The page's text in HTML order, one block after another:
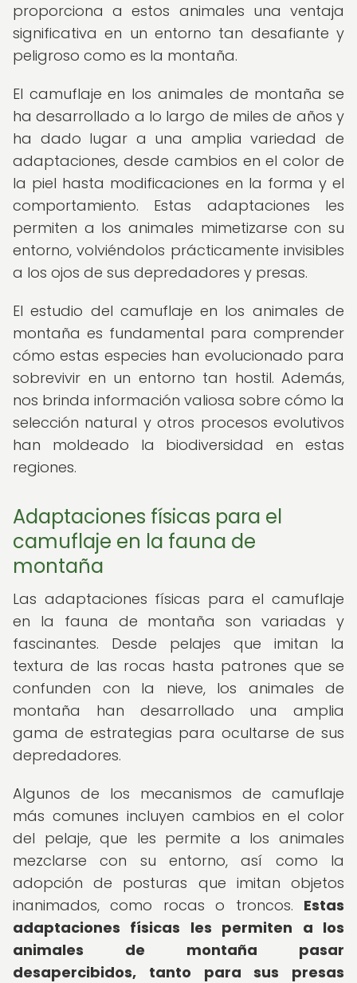
proporciona a estos animales una ventaja
significativa en un entorno tan desafiante y
peligroso como es la montaña.
El camuflaje en los animales de montaña se
ha desarrollado a lo largo de miles de años y
ha dado lugar a una amplia variedad de
adaptaciones, desde cambios en el color de
la piel hasta modificaciones en la forma y el
comportamiento. Estas adaptaciones les
permiten a los animales mimetizarse con su
entorno, volviéndolos prácticamente invisibles
a los ojos de sus depredadores y presas.
El estudio del camuflaje en los animales de
montaña es fundamental para comprender
cómo estas especies han evolucionado para
sobrevivir en un entorno tan hostil. Además,
nos brinda información valiosa sobre cómo la
selección natural y otros procesos evolutivos
han moldeado la biodiversidad en estas
regiones.
Adaptaciones físicas para el
camuflaje en la fauna de
montaña
Las adaptaciones físicas para el camuflaje
en la fauna de montaña son variadas y
fascinantes. Desde pelajes que imitan la
textura de las rocas hasta patrones que se
confunden con la nieve, los animales de
montaña han desarrollado una amplia
gama de estrategias para ocultarse de sus
depredadores.
Algunos de los mecanismos de camuflaje
más comunes incluyen cambios en el color
del pelaje, que les permite a los animales
mezclarse con su entorno, así como la
adopción de posturas que imitan objetos
inanimados, como rocas o troncos. Estas
adaptaciones físicas les permiten a los
animales de montaña pasar
desapercibidos, tanto para sus presas